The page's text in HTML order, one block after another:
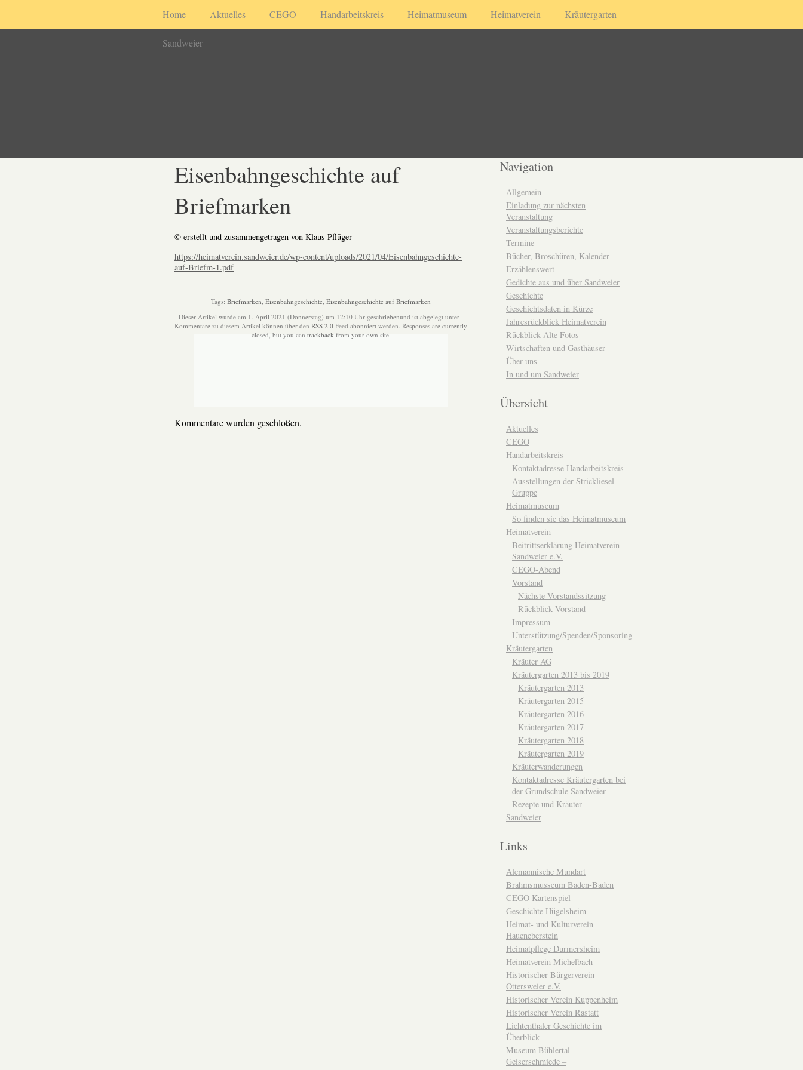
Home Aktuelles CEGO Handarbeitskreis Heimatmuseum Heimatverein Kräutergarten
Sandweier
Eisenbahngeschichte auf
Briefmarken
© erstellt und zusammengetragen von Klaus Pflüger
https://heimatverein.sandweier.de/wp-content/uploads/2021/04/Eisenbahngeschichte-
auf-Briefm-1.pdf
Tags: Briefmarken Eisenbahngeschichte Eisenbahngeschichte auf Briefmarken
Dieser Artikel wurde am 1. April 2021 (Donnerstag) um 12:10 Uhr geschriebenund ist abgelegt unter .
Kommentare zu diesem Artikel können über den RSS 2.0 Feed abonniert werden. Responses are currently
closed, but you can trackback from your own site.
Kommentare wurden geschloßen.
Navigation
Allgemein
Einladung zur nächsten
Veranstaltung
Veranstaltungsberichte
Termine
Bücher, Broschüren, Kalender
Erzählenswert
Gedichte aus und über Sandweier
Geschichte
Geschichtsdaten in Kürze
Jahresrückblick Heimatverein
Rückblick Alte Fotos
Wirtschaften und Gasthäuser
Über uns
In und um Sandweier
Übersicht
Aktuelles
CEGO
Handarbeitskreis
Kontaktadresse Handarbeitskreis
Ausstellungen der Strickliesel-
Gruppe
Heimatmuseum
So finden sie das Heimatmuseum
Heimatverein
Beitrittserklärung Heimatverein
Sandweier e.V.
CEGO-Abend
Vorstand
Nächste Vorstandssitzung
Rückblick Vorstand
Impressum
Unterstützung/Spenden/Sponsoring
Kräutergarten
Kräuter AG
Kräutergarten 2013 bis 2019
Kräutergarten 2013
Kräutergarten 2015
Kräutergarten 2016
Kräutergarten 2017
Kräutergarten 2018
Kräutergarten 2019
Kräuterwanderungen
Kontaktadresse Kräutergarten bei
der Grundschule Sandweier
Rezepte und Kräuter
Sandweier
Links
Alemannische Mundart
Brahmsmusseum Baden-Baden
CEGO Kartenspiel
Geschichte Hügelsheim
Heimat- und Kulturverein
Haueneberstein
Heimatpflege Durmersheim
Heimatverein Michelbach
Historischer Bürgerverein
Ottersweier e.V.
Historischer Verein Kuppenheim
Historischer Verein Rastatt
Lichtenthaler Geschichte im
Überblick
Museum Bühlertal –
Geiserschmiede –